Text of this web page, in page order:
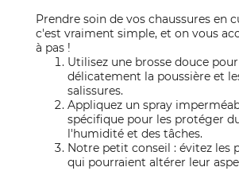
Prendre soin de vos chaussures en
c'est vraiment simple, et on vous
à pas !
Utilisez une brosse douce
délicatement la poussière et
salissures.
Appliquez un spray
spécifique pour les protéger
l'humidité et des tâches.
Notre petit conseil : évitez les
qui pourraient altérer leur